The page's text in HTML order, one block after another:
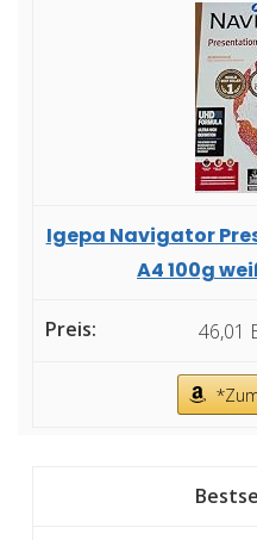
Igepa Navigator
A4 100g
46,01